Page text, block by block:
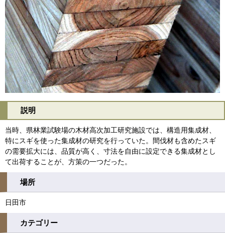
説明
当時、県林業試験場の木材高次加工研究施設では、構造用集成材、
特にスギを使った集成材の研究を行っていた。間伐材も含めたスギ
の需要拡大には、品質が高く、寸法を自由に設定できる集成材とし
て出荷することが、方策の一つだった。
場所
日田市
カテゴリー